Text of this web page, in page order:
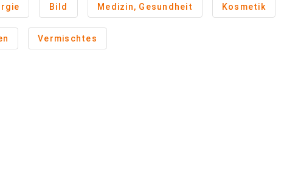
Bild Medizin, Gesundheit Kosmetik
Vermischtes